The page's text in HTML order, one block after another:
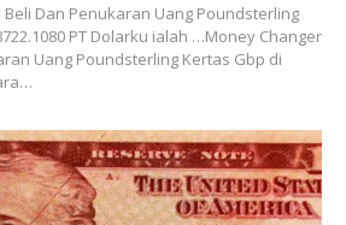
Dan Penukaran Uang Poundsterling
PT Dolarku ialah …Money Changer
Uang Poundsterling Kertas Gbp di